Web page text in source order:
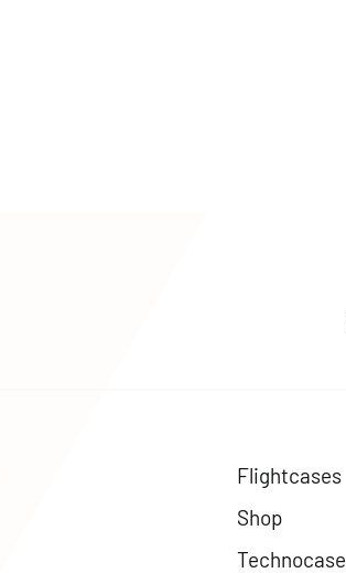
Flightcases
Shop
Technocase